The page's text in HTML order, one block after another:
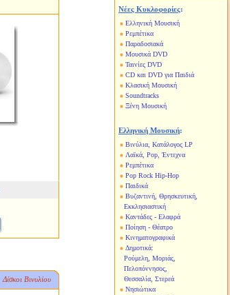
Δίσκοι Βινυλίου
Νέες Κυκλοφορίες:
Ελληνική Μουσική
Ρεμπέτικα
Παραδοσιακά
Μουσικά DVD
Ταινίες DVD
CD και DVD για Παιδιά
Κλασική Μουσική
Soundtracks
Ξένη Μουσική
Ελληνική Μουσική:
Βινύλια, Κατάλογος LP
Λαϊκά, Pop, Έντεχνα
Ρεμπέτικα
Pop Rock Hip-Hop
Παιδικά
Βυζαντινή, Θρησκευτική,
Εκκλησιαστική
Καντάδες - Ελαφρά
Ποίηση - Θέατρο
Κινηματογραφικά
Δημοτικά:
Ρούμελη, Μοριάς,
Πελοπόννησος,
Θεσσαλία, Στερεά
Νησιώτικα